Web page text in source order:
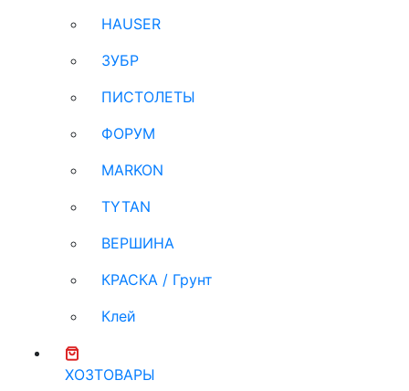
HAUSER
ЗУБР
ПИСТОЛЕТЫ
ФОРУМ
MARKON
TYTAN
ВЕРШИНА
КРАСКА / Грунт
Клей
ХОЗТОВАРЫ